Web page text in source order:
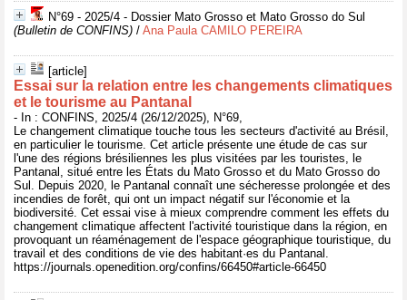
N°69 - 2025/4 - Dossier Mato Grosso et Mato Grosso do Sul
(Bulletin de CONFINS) / Ana Paula CAMILO PEREIRA
[article]
Essai sur la relation entre les changements climatiques
et le tourisme au Pantanal
- In : CONFINS, 2025/4 (26/12/2025), N°69,
Le changement climatique touche tous les secteurs d'activité au Brésil,
en particulier le tourisme. Cet article présente une étude de cas sur
l'une des régions brésiliennes les plus visitées par les touristes, le
Pantanal, situé entre les États du Mato Grosso et du Mato Grosso do
Sul. Depuis 2020, le Pantanal connaît une sécheresse prolongée et des
incendies de forêt, qui ont un impact négatif sur l'économie et la
biodiversité. Cet essai vise à mieux comprendre comment les effets du
changement climatique affectent l'activité touristique dans la région, en
provoquant un réaménagement de l'espace géographique touristique, du
travail et des conditions de vie des habitant·es du Pantanal.
https://journals.openedition.org/confins/66450#article-66450